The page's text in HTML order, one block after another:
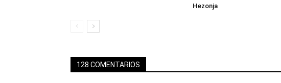
Hezonja
128 COMENTARIOS